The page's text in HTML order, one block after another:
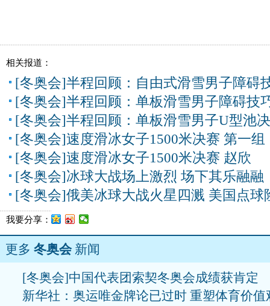
相关报道：
[冬奥会]半程回顾：自由式滑雪男子障碍
[冬奥会]半程回顾：单板滑雪男子障碍技
[冬奥会]半程回顾：单板滑雪男子U型池
[冬奥会]速度滑冰女子1500米决赛 第一组
[冬奥会]速度滑冰女子1500米决赛 赵欣
[冬奥会]冰球大战场上激烈 场下其乐融融
[冬奥会]俄美冰球大战火星四溅 美国点球
我要分享：
更多 冬奥会新闻
[冬奥会]中国代表团索契冬奥会成绩获肯定
新华社：奥运唯金牌论已过时 重塑体育价值